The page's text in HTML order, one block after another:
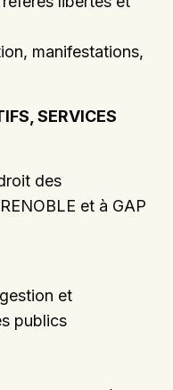
manifestations,
SERVICES
des
et à GAP
et
publics